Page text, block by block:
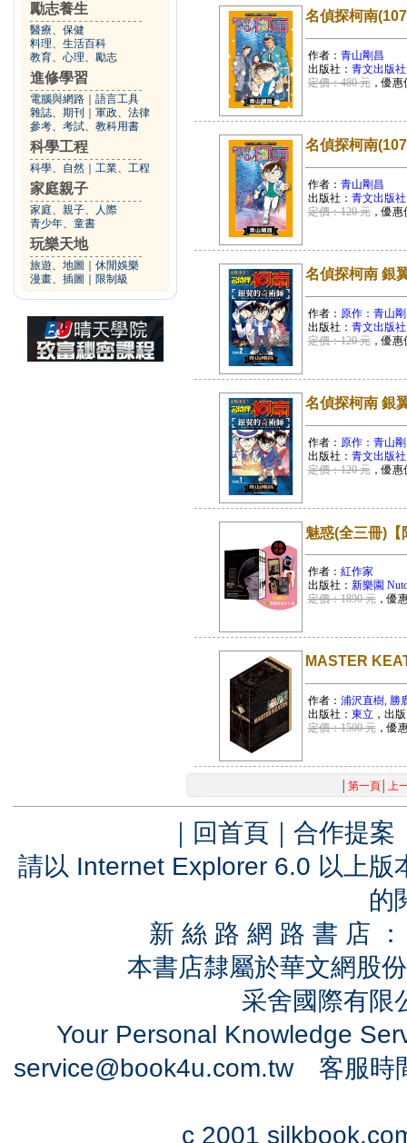
勵志養生
醫療、保健
料理、生活百科
教育、心理、勵志
進修學習
電腦與網路
語言工具
雜誌、期刊
軍政、法律
參考、考試、教科用書
科學工程
科學、自然 工業、工程
家庭親子
家庭、親子、人際
青少年、童書
玩樂天地
旅遊、地圖
休閒娛樂
漫畫、插圖
限制級
名偵探柯南
作者： 青山剛昌
出版社： 青文出版社
定價：480 元，優惠
名偵探柯南
作者： 青山剛昌
出版社： 青文出版社
定價：120 元，優惠
名偵探柯南 銀
作者： 原作：青山
出版社： 青文出版社
定價：120 元，優惠
名偵探柯南 銀
作者： 原作：青山
出版社： 青文出版社
定價：120 元，優惠
魅惑(全三冊)【
作者： 紅作家
出版社： 新樂園
定價：1890 元，優
MASTER
作者： 浦沢直樹, 勝
出版社： 東立 ，出
定價：1500 元，優
第一頁│ 上
｜ 回首頁 ｜ 合作提案
請以 Internet Explorer 6.0 以上
的
新 絲 路 網 路 書 店
本書店隸屬於華文網股
采舍國際有
Your Personal Knowledge
service@book4u.com.tw客服時
c 2001